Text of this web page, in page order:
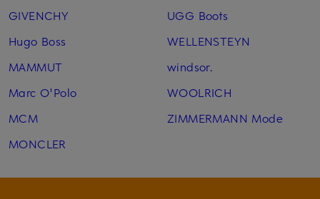
GIVENCHY
Hugo Boss
MAMMUT
Marc O'Polo
MCM
MONCLER
UGG Boots
WELLENSTEYN
windsor.
WOOLRICH
ZIMMERMANN Mode